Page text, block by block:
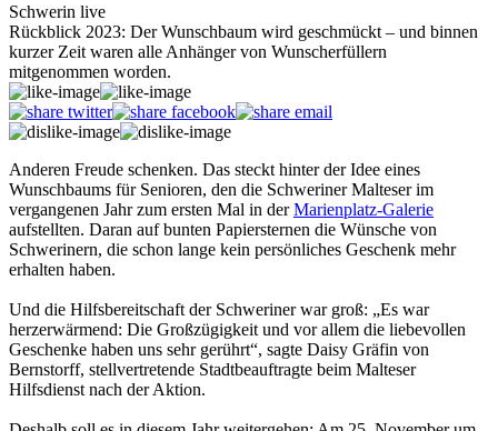
Schwerin live
Rückblick 2023: Der Wunschbaum wird geschmückt – und binnen
kurzer Zeit waren alle Anhänger von Wunscherfüllern
mitgenommen worden.
Anderen Freude schenken. Das steckt hinter der Idee eines
Wunschbaums für Senioren, den die Schweriner Malteser im
vergangenen Jahr zum ersten Mal in derMarienplatz-Galerie
aufstellten. Daran auf bunten Papiersternen die Wünsche von
Schwerinern, die schon lange kein persönliches Geschenk mehr
erhalten haben.
Und die Hilfsbereitschaft der Schweriner war groß: „Es war
herzerwärmend: Die Großzügigkeit und vor allem die liebevollen
Geschenke haben uns sehr gerührt“, sagte Daisy Gräfin von
Bernstorff, stellvertretende Stadtbeauftragte beim Malteser
Hilfsdienst nach der Aktion.